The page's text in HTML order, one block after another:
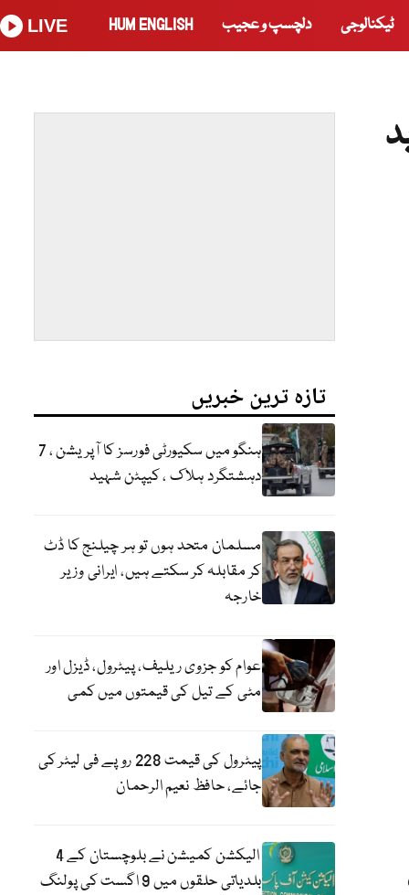
ٹیکنالوجی دلچسپ و عجیب HUM ENGLISH
LIVE
تازہ ترین خبریں
ہنگو میں سکیورٹی فورسز کا آپریشن ، 7
دہشتگرد ہلاک ، کیپٹن شہید
مسلمان متحد ہوں تو ہر چیلنج کا ڈٹ
کر مقابلہ کر سکتے ہیں، ایرانی وزیر
خارجہ
عوام کو جزوی ریلیف، پیٹرول، ڈیزل اور
مٹی کے تیل کی قیمتوں میں کمی
پیٹرول کی قیمت 228 روپے فی لیٹر کی
جائے، حافظ نعیم الرحمان
الیکشن کمیشن نے بلوچستان کے 4
بلدیاتی حلقوں میں 9 اگست کی پولنگ